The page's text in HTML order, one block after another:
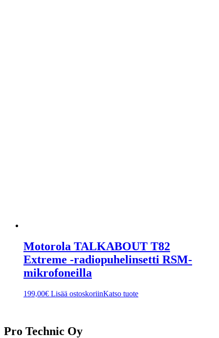
Motorola TALKABOUT T82
Extreme -radiopuhelinsetti RSM-
mikrofoneilla
199,00€ Lisää ostoskoriinKatso tuote
Pro Technic Oy